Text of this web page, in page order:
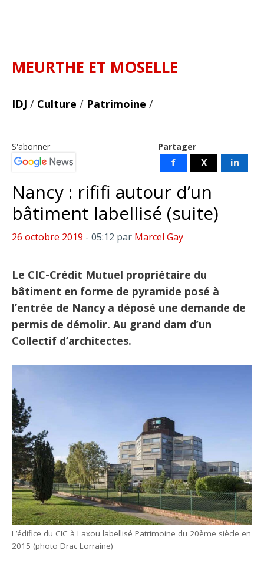
MEURTHE ET MOSELLE
IDJ / Culture / Patrimoine /
Partager
f X in
S'abonner
Nancy : rififi autour d’un
bâtiment labellisé (suite)
26 octobre 2019 - 05:12 par Marcel Gay
Le CIC-Crédit Mutuel propriétaire du
bâtiment en forme de pyramide posé à
l’entrée de Nancy a déposé une demande de
permis de démolir. Au grand dam d’un
Collectif d’architectes.
L’édifice du CIC à Laxou labellisé Patrimoine du 20ème siècle en
2015 (photo Drac Lorraine)